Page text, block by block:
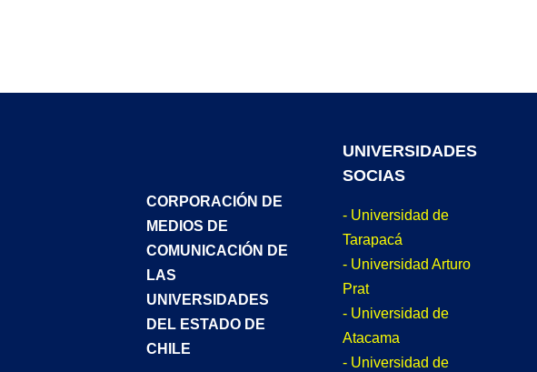
CORPORACIÓN DE
MEDIOS DE
COMUNICACIÓN DE
LAS
UNIVERSIDADES
DEL ESTADO DE
CHILE
UNIVERSIDADES
SOCIAS
- Universidad de
Tarapacá
- Universidad Arturo
Prat
- Universidad de
Atacama
- Universidad de